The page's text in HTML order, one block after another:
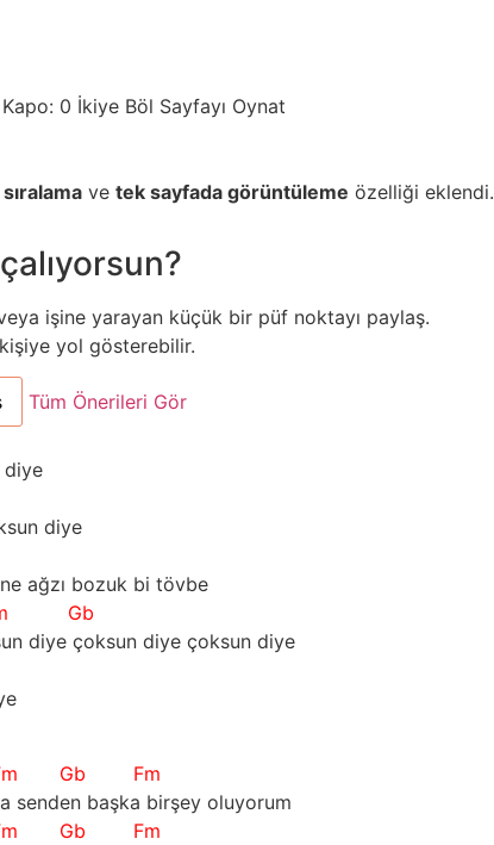
Kapo: 0 İkiye Böl Sayfayı Oynat
sıralama vetek sayfada görüntüleme özelliği eklendi.
işine yarayan küçük bir püf noktayı paylaş.
yol gösterebilir.
Tüm Önerileri Gör
diye
diye
ağzı bozuk bi tövbe
Gb
diye çoksun diye çoksun diye
Gb
Fm
senden başka birşey oluyorum
Gb
Fm